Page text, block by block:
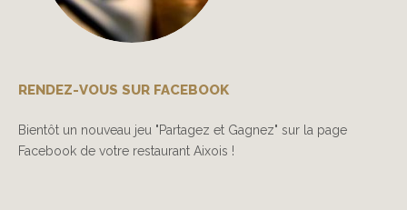
RENDEZ-VOUS SUR FACEBOOK
Bientôt un nouveau jeu "Partagez et Gagnez" sur la page
Facebook de votre restaurant Aixois !